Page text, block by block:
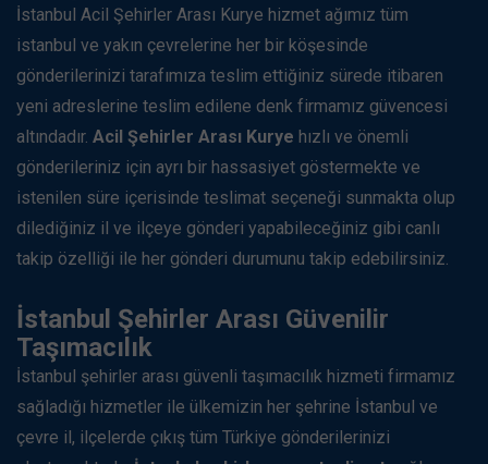
İstanbul Acil Şehirler Arası Kurye hizmet ağımız tüm
istanbul ve yakın çevrelerine her bir köşesinde
gönderilerinizi tarafımıza teslim ettiğiniz sürede itibaren
yeni adreslerine teslim edilene denk firmamız güvencesi
altındadır. Acil Şehirler Arası Kurye hızlı ve önemli
gönderileriniz için ayrı bir hassasiyet göstermekte ve
istenilen süre içerisinde teslimat seçeneği sunmakta olup
dilediğiniz il ve ilçeye gönderi yapabileceğiniz gibi canlı
takip özelliği ile her gönderi durumunu takip edebilirsiniz.
İstanbul Şehirler Arası Güvenilir
Taşımacılık
İstanbul şehirler arası güvenli taşımacılık hizmeti firmamız
sağladığı hizmetler ile ülkemizin her şehrine İstanbul ve
çevre il, ilçelerde çıkış tüm Türkiye gönderilerinizi